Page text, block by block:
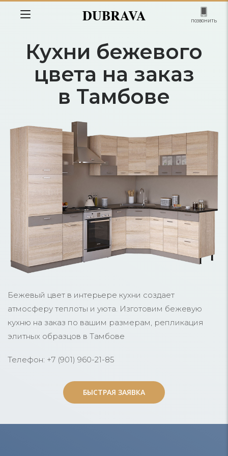
DUBRAVA позвонить
Кухни бежевого
цвета на заказ
в Тамбове
Бежевый цвет в интерьере кухни создает
атмосферу теплоты и уюта. Изготовим бежевую
кухню на заказ по вашим размерам, репликация
элитных образцов в Тамбове
Телефон: +7 (901) 960-21-85
БЫСТРАЯ ЗАЯВКА
БЫСТРАЯ ЗАЯВКА